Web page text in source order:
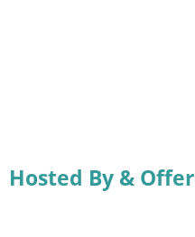
Hosted By & Offer